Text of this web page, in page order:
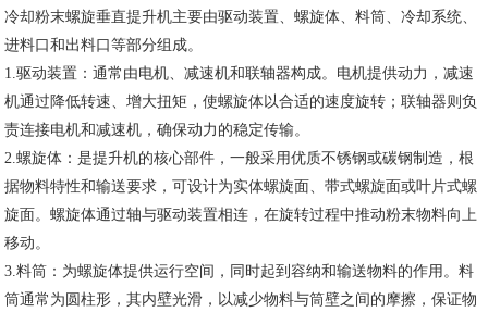
冷却粉末螺旋垂直提升机主要由驱动装置、螺旋体、料筒、冷却系统、
进料口和出料口等部分组成。
1.驱动装置：通常由电机、减速机和联轴器构成。电机提供动力，减速
机通过降低转速、增大扭矩，使螺旋体以合适的速度旋转；联轴器则负
责连接电机和减速机，确保动力的稳定传输。
2.螺旋体：是提升机的核心部件，一般采用优质不锈钢或碳钢制造，根
据物料特性和输送要求，可设计为实体螺旋面、带式螺旋面或叶片式螺
旋面。螺旋体通过轴与驱动装置相连，在旋转过程中推动粉末物料向上
移动。
3.料筒：为螺旋体提供运行空间，同时起到容纳和输送物料的作用。料
筒通常为圆柱形，其内壁光滑，以减少物料与筒壁之间的摩擦，保证物